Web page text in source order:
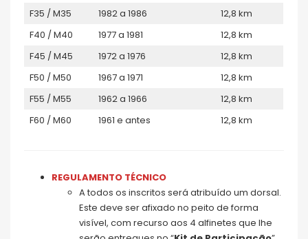
F35 / M35 1982 a 1986
12,8 km
F40 / M40
1977 a 1981
12,8 km
F45 / M45
1972 a 1976
12,8 km
F50 / M50
1967 a 1971
12,8 km
F55 / M55
1962 a 1966
12,8 km
F60 / M60
1961 e antes 12,8 km
REGULAMENTO TÉCNICO
A todos os inscritos será atribuído um dorsal.
Este deve ser afixado no peito de forma
visível, com recurso aos 4 alfinetes que lhe